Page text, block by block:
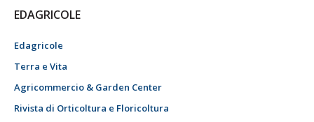
EDAGRICOLE
Edagricole
Terra e Vita
Agricommercio & Garden Center
Rivista di Orticoltura e Floricoltura